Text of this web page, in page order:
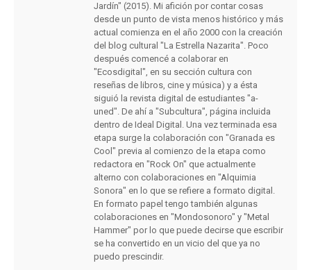
Jardín" (2015). Mi afición por contar cosas
desde un punto de vista menos histórico y más
actual comienza en el año 2000 con la creación
del blog cultural "La Estrella Nazarita". Poco
después comencé a colaborar en
"Ecosdigital", en su sección cultura con
reseñas de libros, cine y música) y a ésta
siguió la revista digital de estudiantes "a-
uned". De ahí a "Subcultura", página incluida
dentro de Ideal Digital. Una vez terminada esa
etapa surge la colaboración con "Granada es
Cool" previa al comienzo de la etapa como
redactora en "Rock On" que actualmente
alterno con colaboraciones en "Alquimia
Sonora" en lo que se refiere a formato digital.
En formato papel tengo también algunas
colaboraciones en "Mondosonoro" y "Metal
Hammer" por lo que puede decirse que escribir
se ha convertido en un vicio del que ya no
puedo prescindir.